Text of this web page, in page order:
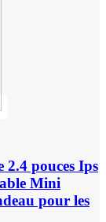
pouces Ips
Mini
pour les